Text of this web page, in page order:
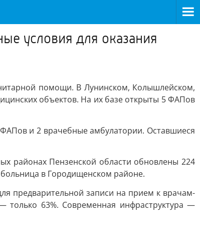
условия для оказания
помощи. В Лунинском, Колышлейском,
объектов. На их базе открыты 5 ФАПов
и 2 врачебные амбулатории. Оставшиеся
районах Пензенской области обновлены 224
в Городищенском районе.
предварительной записи на прием к врачам-
только 63%. Современная инфраструктура —